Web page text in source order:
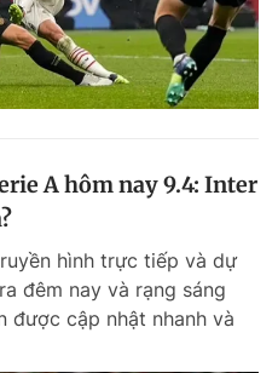
A hôm nay 9.4: Inter
hình trực tiếp và dự
đêm nay và rạng sáng
được cập nhật nhanh và